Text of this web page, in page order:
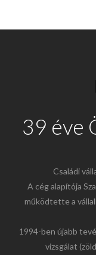
39 éve
Családi
A cég alapítója
működtette a
1994-ben újabb
vizsgálat